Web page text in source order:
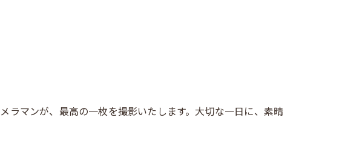
ラマンが、最高の一枚を撮影いたします。大切な一日に、素晴